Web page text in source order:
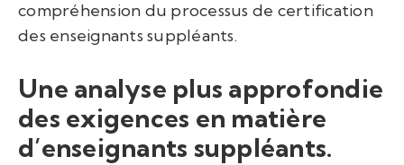
compréhension du processus de certification
des enseignants suppléants.
Une analyse plus approfondie
des exigences en matière
d’enseignants suppléants.